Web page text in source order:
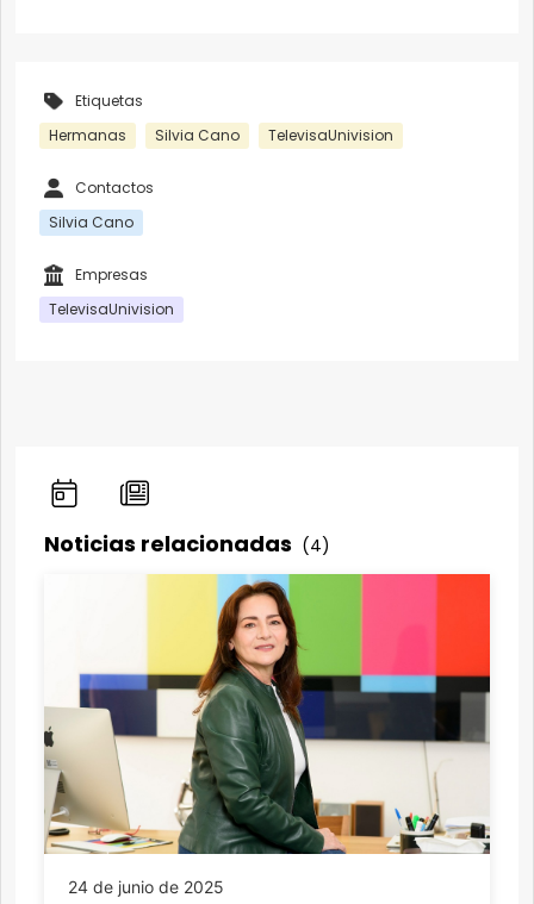
Etiquetas
Hermanas
Silvia Cano TelevisaUnivision
Contactos
Silvia Cano
Empresas
TelevisaUnivision
Noticias relacionadas (4)
24 de junio de 2025